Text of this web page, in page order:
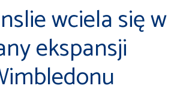
wciela się w
ekspansji